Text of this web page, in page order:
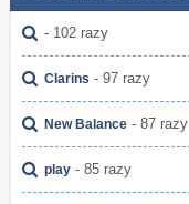
- 102 razy
Clarins - 97 razy
New Balance - 87 razy
play - 85 razy